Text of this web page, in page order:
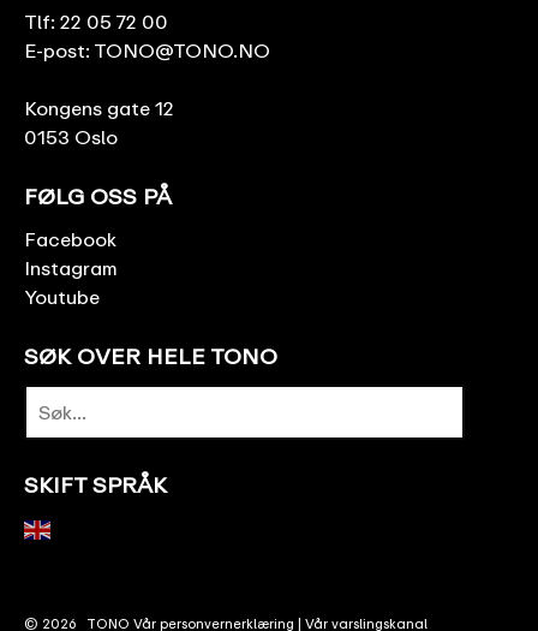
Tlf: 22 05 72 00
E-post: TONO@TONO.NO
Kongens gate 12
0153 Oslo
FØLG OSS PÅ
Facebook
Instagram
Youtube
SØK OVER HELE TONO
SKIFT SPRÅK
© 2026 TONO Vår personvernerklæring | Vår varslingskanal